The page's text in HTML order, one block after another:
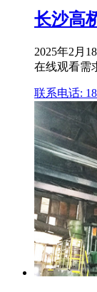
长沙高
2025年2月
在线观看需
联系电话: